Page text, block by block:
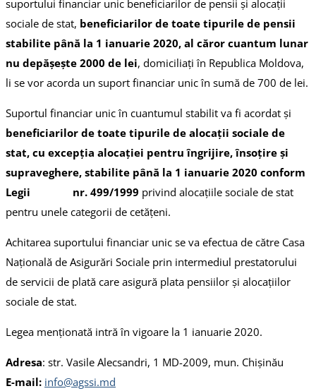
suportului financiar unic beneficiarilor de pensii și alocații
sociale de stat, beneficiarilor de toate tipurile de pensii
stabilite până la 1 ianuarie 2020, al căror cuantum lunar
nu depășește 2000 de lei, domiciliați în Republica Moldova,
li se vor acorda un suport financiar unic în sumă de 700 de lei.
Suportul financiar unic în cuantumul stabilit va fi acordat și
beneficiarilor de toate tipurile de alocații sociale de
stat, cu excepția alocației pentru îngrijire, însoțire și
supraveghere, stabilite până la 1 ianuarie 2020 conform
Legii nr. 499/1999 privind alocațiile sociale de stat
pentru unele categorii de cetățeni.
Achitarea suportului financiar unic se va efectua de către Casa
Națională de Asigurări Sociale prin intermediul prestatorului
de servicii de plată care asigură plata pensiilor și alocațiilor
sociale de stat.
Legea menționată intră în vigoare la 1 ianuarie 2020.
Adresa: str. Vasile Alecsandri, 1 MD-2009, mun. Chișinău
E-mail: info@agssi.md